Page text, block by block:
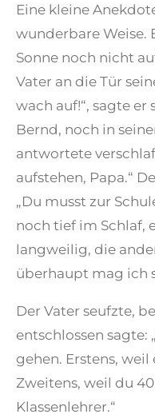
Eine kleine
wunderbare Weise.
Sonne noch nicht
Vater an die Tür
wach auf!“, sagte
Bernd, noch in
antwortete
aufstehen, Papa.“
„Du musst zur
noch tief im Schlaf,
langweilig, die
überhaupt mag ich
Der Vater seufzte,
entschlossen sagte:
gehen. Erstens,
Zweitens, weil du
Klassenlehrer.“